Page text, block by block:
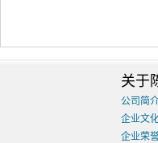
关于
公司简
企业文
企业荣